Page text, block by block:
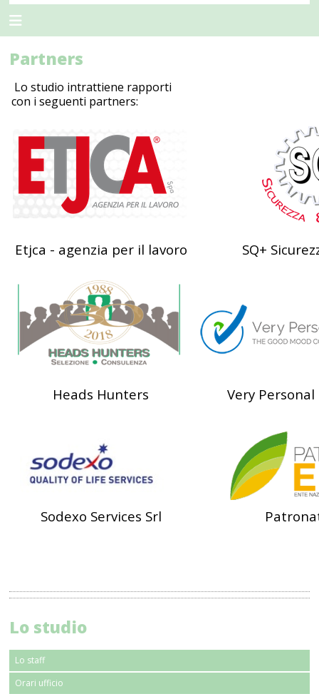
Partners
Lo studio intrattiene rapporti
con i seguenti partners:
Etjca - agenzia per il lavoro SQ+
Heads Hunters Very
Sodexo Services Srl
Lo studio
Lo staff
Orari ufficio